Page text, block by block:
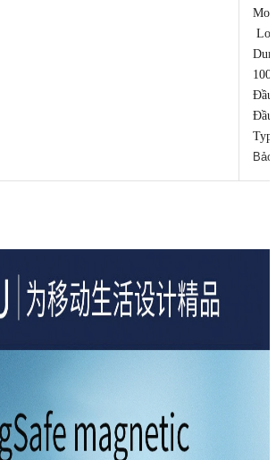
Đầu
Đầu